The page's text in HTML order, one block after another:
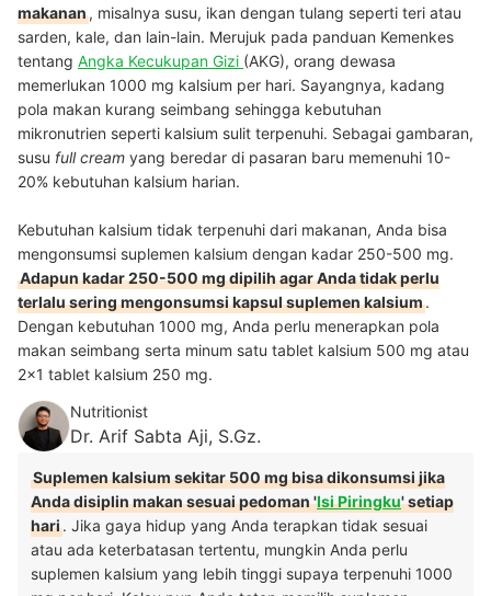
makanan, misalnya susu, ikan dengan tulang seperti teri atau
sarden, kale, dan lain-lain. Merujuk pada panduan Kemenkes
tentang Angka Kecukupan Gizi (AKG), orang dewasa
memerlukan 1000 mg kalsium per hari. Sayangnya, kadang
pola makan kurang seimbang sehingga kebutuhan
mikronutrien seperti kalsium sulit terpenuhi. Sebagai gambaran,
susu full cream yang beredar di pasaran baru memenuhi 10-
20% kebutuhan kalsium harian.
Kebutuhan kalsium tidak terpenuhi dari makanan, Anda bisa
mengonsumsi suplemen kalsium dengan kadar 250-500 mg.
Adapun kadar 250-500 mg dipilih agar Anda tidak perlu
terlalu sering mengonsumsi kapsul suplemen kalsium.
Dengan kebutuhan 1000 mg, Anda perlu menerapkan pola
makan seimbang serta minum satu tablet kalsium 500 mg atau
2x1 tablet kalsium 250 mg.
Nutritionist
Dr. Arif Sabta Aji, S.Gz.
Suplemen kalsium sekitar 500 mg bisa dikonsumsi jika
Anda disiplin makan sesuai pedoman 'Isi Piringku' setiap
hari. Jika gaya hidup yang Anda terapkan tidak sesuai
atau ada keterbatasan tertentu, mungkin Anda perlu
suplemen kalsium yang lebih tinggi supaya terpenuhi 1000